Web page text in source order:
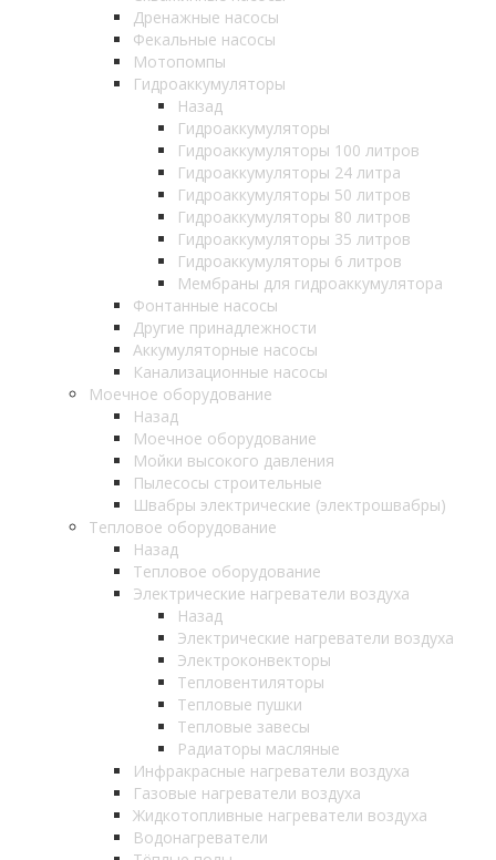
Дренажные насосы
Фекальные насосы
Мотопомпы
Гидроаккумуляторы
Назад
Гидроаккумуляторы
Гидроаккумуляторы 100 литров
Гидроаккумуляторы 24 литра
Гидроаккумуляторы 50 литров
Гидроаккумуляторы 80 литров
Гидроаккумуляторы 35 литров
Гидроаккумуляторы 6 литров
Мембраны для гидроаккумулятора
Фонтанные насосы
Другие принадлежности
Аккумуляторные насосы
Канализационные насосы
Моечное оборудование
Назад
Моечное оборудование
Мойки высокого давления
Пылесосы строительные
Швабры электрические (электрошвабры)
Тепловое оборудование
Назад
Тепловое оборудование
Электрические нагреватели воздуха
Назад
Электрические нагреватели воздуха
Электроконвекторы
Тепловентиляторы
Тепловые пушки
Тепловые завесы
Радиаторы масляные
Инфракрасные нагреватели воздуха
Газовые нагреватели воздуха
Жидкотопливные нагреватели воздуха
Водонагреватели